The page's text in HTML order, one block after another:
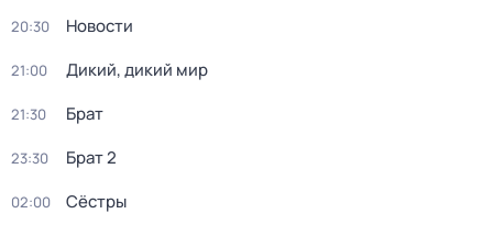
20:30 Новости
21:00 Дикий, дикий мир
21:30 Брат
23:30 Брат 2
02:00 Сёстры